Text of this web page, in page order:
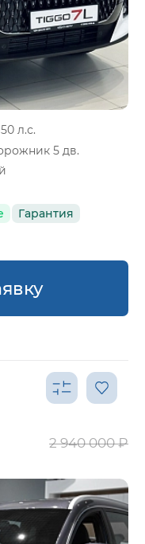
л.с.
5 дв.
Гарантия
2 940 000 ₽